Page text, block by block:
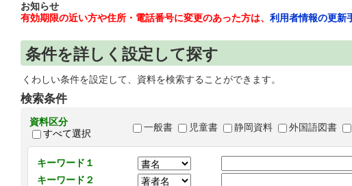
お知らせ
有効期限の近い方や住所・電話番号に変更のあった方は、 利用者情報の更新
条件を詳しく設定して探す
くわしい条件を設定して、資料を検索することができます。
検索条件
資料区分
すべて選択
一般書 児童書 静岡資料 外国語図書
キーワード１
キーワード２